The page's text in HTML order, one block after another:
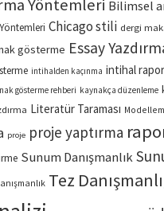
Yöntemleri Bilimsel
Chicago stili dergi
gösterme Essay
intihalden kaçınma intihal
gösterme rehberi kaynakça düzenleme
Literatür Taraması
proje proje yaptırma
Sunum Danışmanlık
Tez